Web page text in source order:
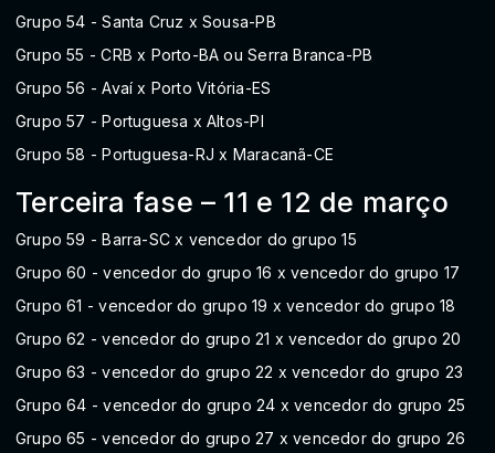
Grupo 54 - Santa Cruz x Sousa-PB
Grupo 55 - CRB x Porto-BA ou Serra Branca-PB
Grupo 56 - Avaí x Porto Vitória-ES
Grupo 57 - Portuguesa x Altos-PI
Grupo 58 - Portuguesa-RJ x Maracanã-CE
Terceira fase – 11 e 12 de março
Grupo 59 - Barra-SC x vencedor do grupo 15
Grupo 60 - vencedor do grupo 16 x vencedor do grupo 17
Grupo 61 - vencedor do grupo 19 x vencedor do grupo 18
Grupo 62 - vencedor do grupo 21 x vencedor do grupo 20
Grupo 63 - vencedor do grupo 22 x vencedor do grupo 23
Grupo 64 - vencedor do grupo 24 x vencedor do grupo 25
Grupo 65 - vencedor do grupo 27 x vencedor do grupo 26